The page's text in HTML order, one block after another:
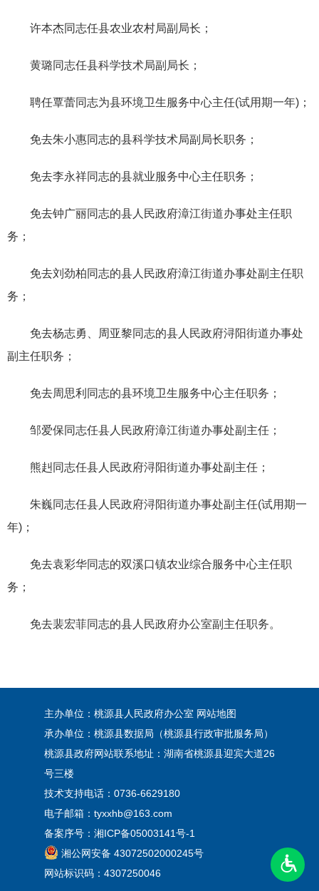
许本杰同志任县农业农村局副局长；
黄璐同志任县科学技术局副局长；
聘任覃蕾同志为县环境卫生服务中心主任(试用期一年) ；
免去朱小惠同志的县科学技术局副局长职务；
免去李永祥同志的县就业服务中心主任职务；
免去钟广丽同志的县人民政府漳江街道办事处主任职
务；
免去刘劲柏同志的县人民政府漳江街道办事处副主任职
务；
免去杨志勇、周亚黎同志的县人民政府浔阳街道办事处
副主任职务 ；
免去周 思利同志的县环境卫生服务中心主任职务；
邹爱保同志任县人民政府漳江街道办事处副主任；
熊赳同志任县人民政府浔阳街道办事处副主任 ；
朱巍同志任县人民政府浔阳街道办事处副主任(试用期一
年) ；
免去袁彩华同志的双溪口镇农业综合服务中心主任职
务；
免去裴宏菲同志的县人民政府办公室副主任职务。
主办单位：桃源县人民政府办公室 网站地图
承办单位：桃源县数据局（桃源县行政审批服务局）
桃源县政府网站联系地址：湖南省桃源县迎宾大道26
号三楼
技术支持电话：0736-6629180
电子邮箱：tyxxhb@163.com
备案序号： 湘ICP备05003141号-1
湘公网安备 43072502000245号
网站标识码：4307250046